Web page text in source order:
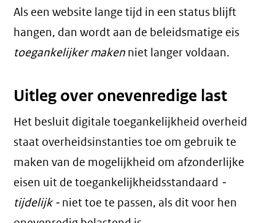
Als een website lange tijd in een status blijft
hangen, dan wordt aan de beleidsmatige eis
toegankelijker maken niet langer voldaan.
Uitleg over onevenredige last
Het besluit digitale toegankelijkheid overheid
staat overheidsinstanties toe om gebruik te
maken van de mogelijkheid om afzonderlijke
eisen uit de toegankelijkheidsstandaard -
tijdelijk - niet toe te passen, als dit voor hen